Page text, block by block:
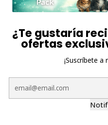
¿Te gustaría
ofertas
¡Suscríbete a